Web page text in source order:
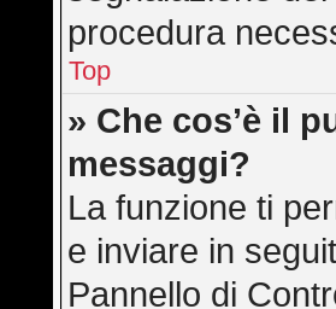
procedura
Top
» Che cos’è il
messaggi?
La funzione ti
e inviare in
Pannello di